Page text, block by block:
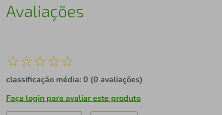
Avaliações
☆☆☆☆☆
classificação média: 0 (0 avaliações)
Faça login para avaliar este produto